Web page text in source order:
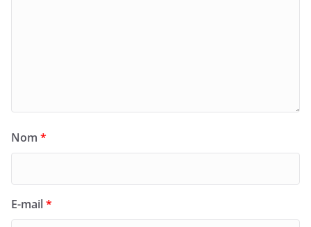
Nom *
E-mail*